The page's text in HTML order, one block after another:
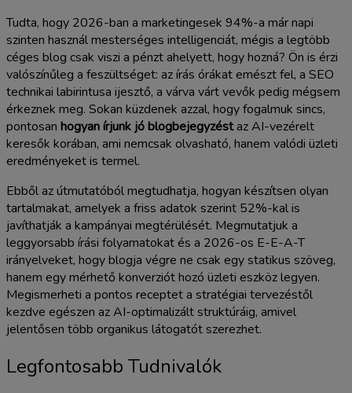
Tudta, hogy 2026-ban a marketingesek 94%-a már napi
szinten használ mesterséges intelligenciát, mégis a legtöbb
céges blog csak viszi a pénzt ahelyett, hogy hozná? Ön is érzi
valószínűleg a feszültséget: az írás órákat emészt fel, a SEO
technikai labirintusa ijesztő, a várva várt vevők pedig mégsem
érkeznek meg. Sokan küzdenek azzal, hogy fogalmuk sincs,
pontosan hogyan írjunk jó blogbejegyzéstaz AI-vezérelt
keresők korában, ami nemcsak olvasható, hanem valódi üzleti
eredményeket is termel.
Ebből az útmutatóból megtudhatja, hogyan készítsen olyan
tartalmakat, amelyek a friss adatok szerint 52%-kal is
javíthatják a kampányai megtérülését. Megmutatjuk a
leggyorsabb írási folyamatokat és a 2026-os E-E-A-T
irányelveket, hogy blogja végre ne csak egy statikus szöveg,
hanem egy mérhető konverziót hozó üzleti eszköz legyen.
Megismerheti a pontos receptet a stratégiai tervezéstől
kezdve egészen az AI-optimalizált struktúráig, amivel
jelentősen több organikus látogatót szerezhet.
Legfontosabb Tudnivalók